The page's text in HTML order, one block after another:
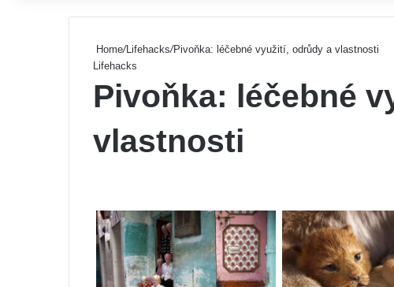
Home/Lifehacks/Pivoňka: léčebné využití, odrůdy a vlastnosti
Lifehacks
Pivoňka: léčebné
vlastnosti